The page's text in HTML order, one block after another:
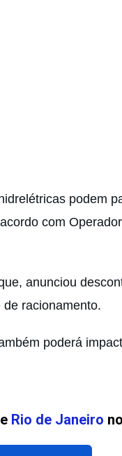
podem
com
anunciou
racionamento.
poderá
e Rio de Janeiro